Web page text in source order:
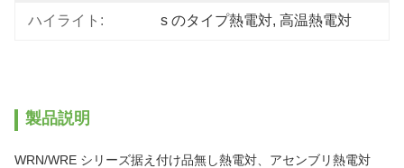
ハイライト: s のタイプ熱電対, 高温熱電対
製品説明
WRN/WRE シリーズ据え付け品無し熱電対、アセンブリ熱電対